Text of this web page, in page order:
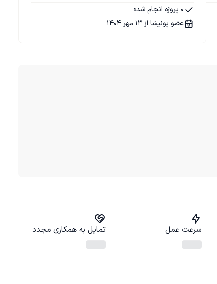
0 پروژه انجام شده
عضو پونیشا از 13 مهر 1404
سرعت عمل تمایل به همکاری مجدد